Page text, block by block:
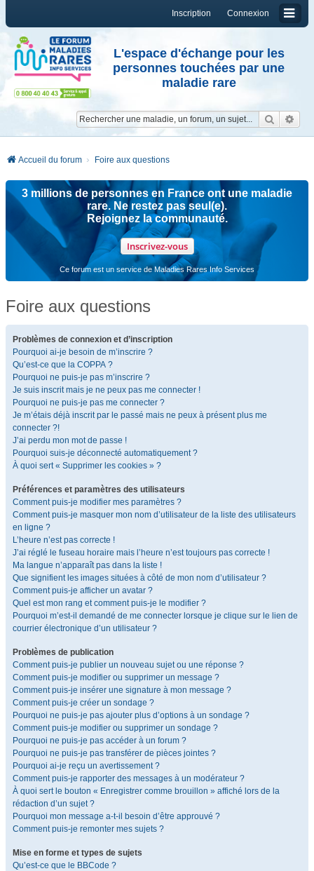
Connexion
Inscription
L'espace d'échange pour les
personnes touchées par une
maladie rare
Accueil du forum Foire aux questions
3 millions de personnes en France ont une maladie
rare. Ne restez pas seul(e).
Rejoignez la communauté.
Inscrivez-vous
Ce forum est un service de Maladies Rares Info Services
Foire aux questions
Problèmes de connexion et d’inscription
Pourquoi ai-je besoin de m’inscrire ?
Qu’est-ce que la COPPA ?
Pourquoi ne puis-je pas m’inscrire ?
Je suis inscrit mais je ne peux pas me connecter !
Pourquoi ne puis-je pas me connecter ?
Je m’étais déjà inscrit par le passé mais ne peux à présent plus me
connecter ?!
J’ai perdu mon mot de passe !
Pourquoi suis-je déconnecté automatiquement ?
À quoi sert « Supprimer les cookies » ?
Préférences et paramètres des utilisateurs
Comment puis-je modifier mes paramètres ?
Comment puis-je masquer mon nom d’utilisateur de la liste des utilisateurs
en ligne ?
L’heure n’est pas correcte !
J’ai réglé le fuseau horaire mais l’heure n’est toujours pas correcte !
Ma langue n’apparaît pas dans la liste !
Que signifient les images situées à côté de mon nom d’utilisateur ?
Comment puis-je afficher un avatar ?
Quel est mon rang et comment puis-je le modifier ?
Pourquoi m’est-il demandé de me connecter lorsque je clique sur le lien de
courrier électronique d’un utilisateur ?
Problèmes de publication
Comment puis-je publier un nouveau sujet ou une réponse ?
Comment puis-je modifier ou supprimer un message ?
Comment puis-je insérer une signature à mon message ?
Comment puis-je créer un sondage ?
Pourquoi ne puis-je pas ajouter plus d’options à un sondage ?
Comment puis-je modifier ou supprimer un sondage ?
Pourquoi ne puis-je pas accéder à un forum ?
Pourquoi ne puis-je pas transférer de pièces jointes ?
Pourquoi ai-je reçu un avertissement ?
Comment puis-je rapporter des messages à un modérateur ?
À quoi sert le bouton « Enregistrer comme brouillon » affiché lors de la
rédaction d’un sujet ?
Pourquoi mon message a-t-il besoin d’être approuvé ?
Comment puis-je remonter mes sujets ?
Mise en forme et types de sujets
Qu’est-ce que le BBCode ?